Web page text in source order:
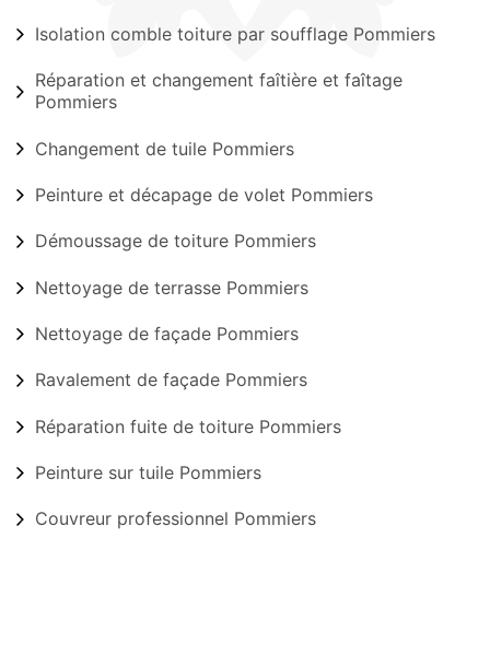
Isolation comble toiture par soufflage Pommiers
Réparation et changement faîtière et faîtage
Pommiers
Changement de tuile Pommiers
Peinture et décapage de volet Pommiers
Démoussage de toiture Pommiers
Nettoyage de terrasse Pommiers
Nettoyage de façade Pommiers
Ravalement de façade Pommiers
Réparation fuite de toiture Pommiers
Peinture sur tuile Pommiers
Couvreur professionnel Pommiers